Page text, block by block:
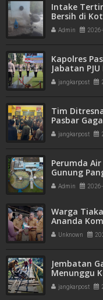
Intake
Bersih di
Admin
Kapolres
Jabatan
jangkarpost
Tim
Pasbar
Ganja
jangkarpost
Perumda
Gunung
Penyesuaian
Admin
Warga
Ananda
Unknown
Jembatan
Menunggu
jangkarpost